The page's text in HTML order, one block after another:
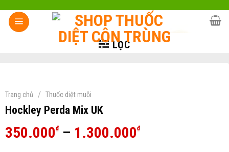
Skip
LỌC
Trang chủ / Thuốc diệt muỗi
Hockley Perda Mix UK
350.000₫ – 1.300.000₫Khoảng